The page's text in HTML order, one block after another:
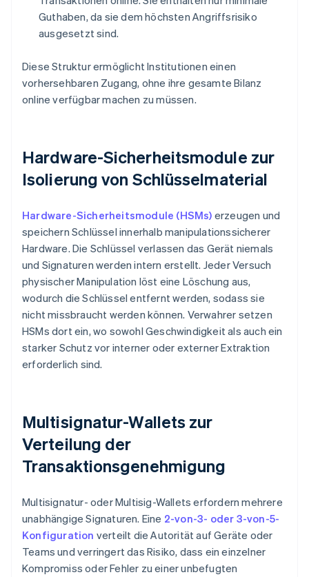
Guthaben, da sie dem höchsten Angriffsrisiko
ausgesetzt sind.
Diese Struktur ermöglicht Institutionen einen
vorhersehbaren Zugang, ohne ihre gesamte Bilanz
online verfügbar machen zu müssen.
Hardware-Sicherheitsmodule zur
Isolierung von Schlüsselmaterial
Hardware-Sicherheitsmodule (HSMs) erzeugen und
speichern Schlüssel innerhalb manipulationssicherer
Hardware. Die Schlüssel verlassen das Gerät niemals
und Signaturen werden intern erstellt. Jeder Versuch
physischer Manipulation löst eine Löschung aus,
wodurch die Schlüssel entfernt werden, sodass sie
nicht missbraucht werden können. Verwahrer setzen
HSMs dort ein, wo sowohl Geschwindigkeit als auch ein
starker Schutz vor interner oder externer Extraktion
erforderlich sind.
Multisignatur-Wallets zur
Verteilung der
Transaktionsgenehmigung
Multisignatur- oder Multisig-Wallets erfordern mehrere
unabhängige Signaturen. Eine 2-von-3- oder 3-von-5-
Konfiguration verteilt die Autorität auf Geräte oder
Teams und verringert das Risiko, dass ein einzelner
Kompromiss oder Fehler zu einer unbefugten